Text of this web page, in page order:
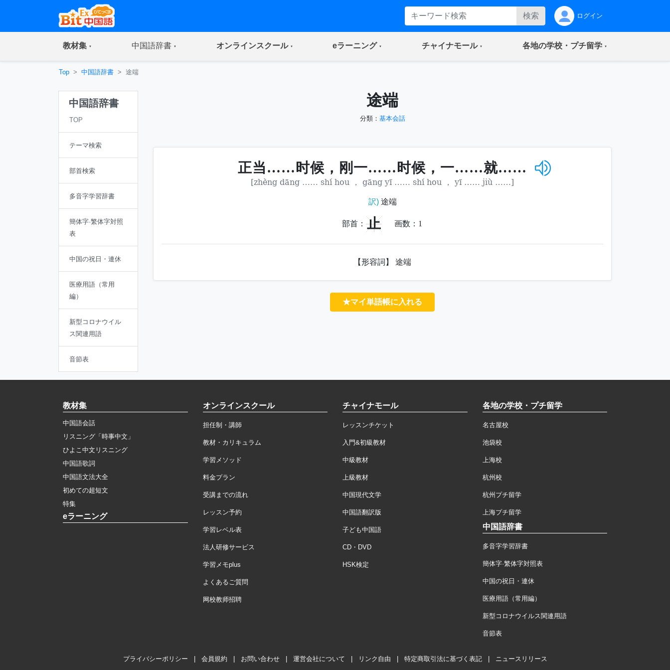
検索 ログイン
教材集(current) 中国語辞書(current) オンラインスクール(current) eラーニング(current) チャイナモール(current) 各地の学校・プチ留学(current)
Top 中国語辞書 途端
中国語辞書
TOP
テーマ検索
部首検索
多音字学習辞書
簡体字·繁体字対照
表
中国の祝日・連休
医療用語（常用
編）
新型コロナウイル
ス関連用語
音節表
途端
分類： 基本会話
正当……时候，刚一……时候，一……就……
[zhèng dāng …… shí hou ， gāng yī …… shí hou ， yī …… jiù ……]
訳)途端
部首： 止 画数： 1
【形容詞】 途端
★マイ単語帳に入れる
教材集
中国語会話
リスニング「時事中文」
ひよこ中文リスニング
中国語歌詞
中国語文法大全
初めての超短文
特集
eラーニング
オンラインスクール
担任制・講師
教材・カリキュラム
学習メソッド
料金プラン
受講までの流れ
レッスン予約
学習レベル表
法人研修サービス
学習メモplus
よくあるご質問
网校教师招聘
チャイナモール
レッスンチケット
入門&初級教材
中級教材
上級教材
中国現代文学
中国語翻訳版
子ども中国語
CD・DVD
HSK検定
各地の学校・プチ留学
名古屋校
池袋校
上海校
杭州校
杭州プチ留学
上海プチ留学
中国語辞書
多音字学習辞書
簡体字·繁体字対照表
中国の祝日・連休
医療用語（常用編）
新型コロナウイルス関連用語
音節表
プライバシーポリシー 会員規約 お問い合わせ 運営会社について リンク自由 特定商取引法に基づく表記 ニュースリリース